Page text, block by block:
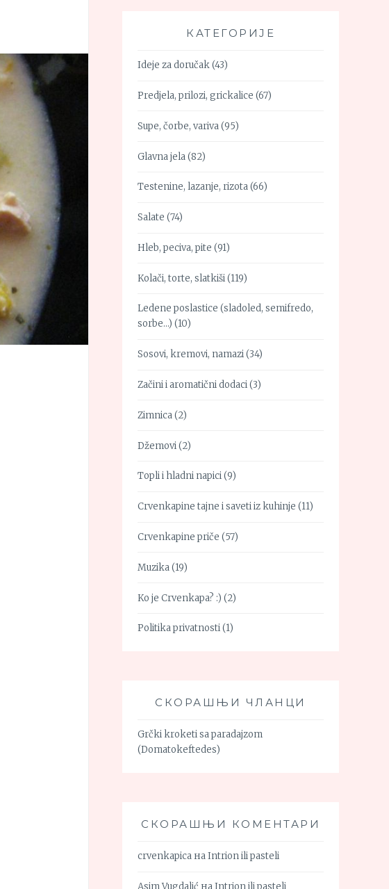
КАТЕГОРИЈЕ
Ideje za doručak(43)
Predjela, prilozi, grickalice (67)
Supe, čorbe, variva(95)
Glavna jela(82)
Testenine, lazanje, rizota(66)
Salate (74)
Hleb, peciva, pite (91)
Kolači, torte, slatkiši(119)
Ledene poslastice (sladoled, semifredo,
sorbe…) (10)
Sosovi, kremovi, namazi(34)
Začini i aromatični dodaci(3)
Zimnica(2)
Džemovi(2)
Topli i hladni napici(9)
Crvenkapine tajne i saveti iz kuhinje (11)
Crvenkapine priče (57)
Muzika(19)
Ko je Crvenkapa? :) (2)
Politika privatnosti(1)
СКОРАШЊИ ЧЛАНЦИ
Grčki kroketi sa paradajzom
(Domatokeftedes)
СКОРАШЊИ КОМЕНТАРИ
crvenkapica наIntrion ili pasteli